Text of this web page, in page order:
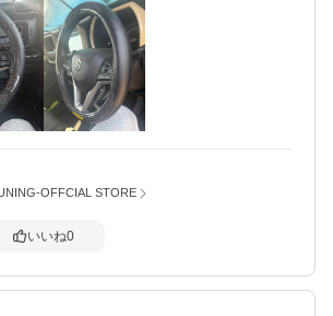
OFFCIAL STORE
いいね0